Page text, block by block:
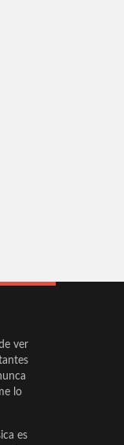
ver
lo
es